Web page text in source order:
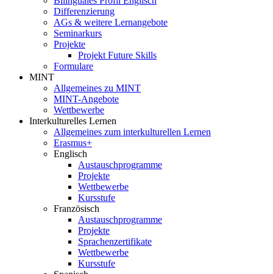
Differenzierung
AGs & weitere Lernangebote
Seminarkurs
Projekte
Projekt Future Skills
Formulare
MINT
Allgemeines zu MINT
MINT-Angebote
Wettbewerbe
Interkulturelles Lernen
Allgemeines zum interkulturellen Lernen
Erasmus+
Englisch
Austauschprogramme
Projekte
Wettbewerbe
Kursstufe
Französisch
Austauschprogramme
Projekte
Sprachenzertifikate
Wettbewerbe
Kursstufe